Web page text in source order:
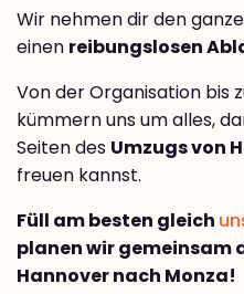
Wir nehmen dir den
einen reibungslosen
Von der Organisation bis
kümmern uns um alles,
Seiten des Umzugs von
freuen kannst.
Füll am besten gleich
planen wir gemeinsam
Hannover nach Monza!